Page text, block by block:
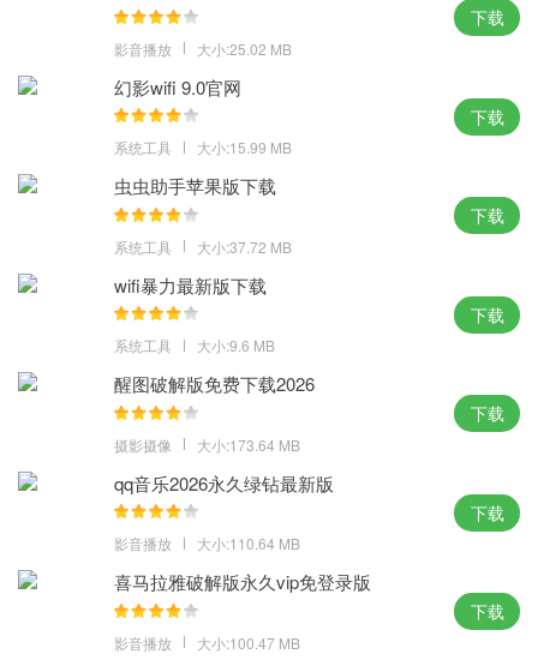
体验点评：
虽然现在手机已经很普遍了，但是电脑还是有着自己无法代替的地
位，不管是办公和游戏总是不同的，重装你的电脑系统再次使用起
MD5: 26H2C8X65WAH61J1321568H4358NFA91
SHA1: BR38HR186565D18G78A1865H2YEA16JY18JR3AA7
影音播放 大小:25.02 MB
下载
幻影wifi 9.0官网
系统工具 大小:15.99 MB
下载
虫虫助手苹果版下载
系统工具 大小:37.72 MB
下载
wifi暴力最新版下载
系统工具 大小:9.6 MB
下载
醒图破解版免费下载2026
摄影摄像 大小:173.64 MB
下载
qq音乐2026永久绿钻最新版
影音播放 大小:110.64 MB
下载
喜马拉雅破解版永久vip免登录版
影音播放 大小:100.47 MB
下载